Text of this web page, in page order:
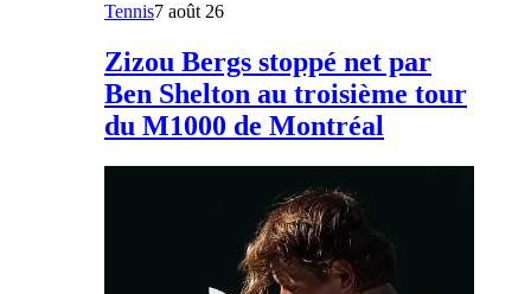
Tennis7 août 26
Zizou Bergs stoppé net par
Ben Shelton au troisième tour
du M1000 de Montréal